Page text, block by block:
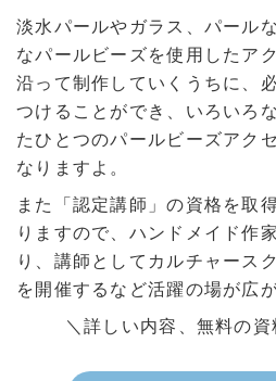
淡水パールやガラス、パール
なパールビーズを使用したア
沿って制作していくうちに、
つけることができ、いろいろ
たひとつのパールビーズアク
なりますよ。
また「認定講師」の資格を取
りますので、ハンドメイド作
り、講師としてカルチャース
を開催するなど活躍の場が広
＼詳しい内容、無料の